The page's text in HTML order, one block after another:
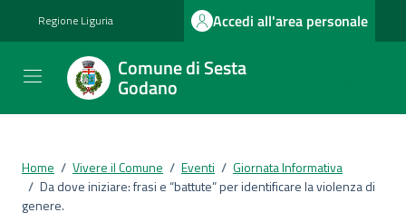
Regione Liguria Accedi all'area personale
Comune di Sesta
Godano
Home / Vivere il Comune / Eventi / Giornata Informativa
/ Da dove iniziare: frasi e “battute” per identificare la violenza di
genere.